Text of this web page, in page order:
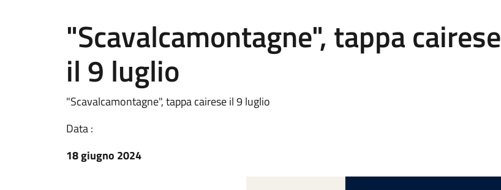
"Scavalcamontagne", tappa cairese
il 9 luglio
"Scavalcamontagne", tappa cairese il 9 luglio
Data :
18 giugno 2024